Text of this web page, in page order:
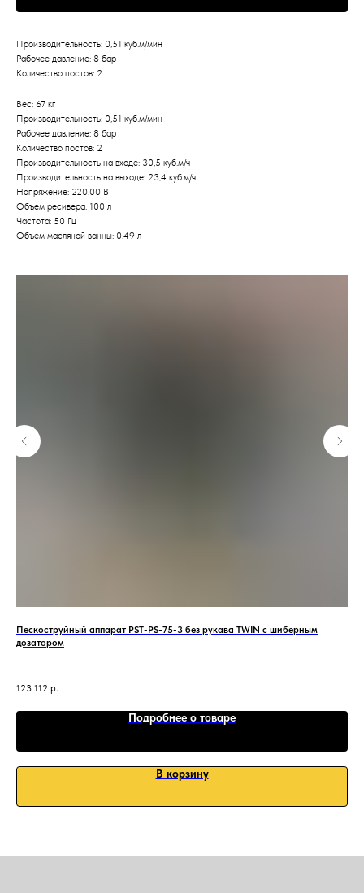
Производительность: 0,51 куб.м/мин
Рабочее давление: 8 бар
Количество постов: 2
Вес: 67 кг
Производительность: 0,51 куб.м/мин
Рабочее давление: 8 бар
Количество постов: 2
Производительность на входе: 30,5 куб.м/ч
Производительность на выходе: 23,4 куб.м/ч
Напряжение: 220.00 В
Объем ресивера: 100 л
Частота: 50 Гц
Объем масляной ванны: 0.49 л
Пескоструйный аппарат PST-PS-75-3 без рукава TWIN с шиберным
дозатором
123 112 р.
Подробнее о товаре
В корзину